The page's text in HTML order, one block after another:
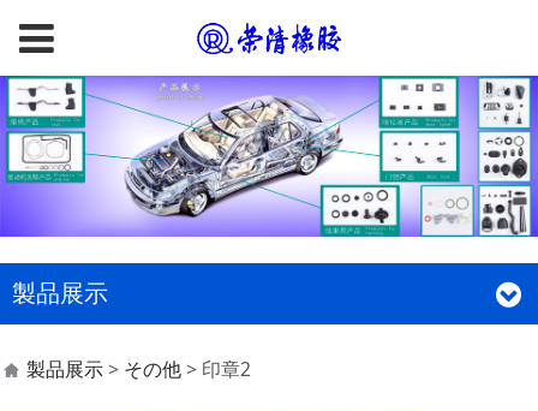
製品展示
印章2
製品展示> その他> 印章2